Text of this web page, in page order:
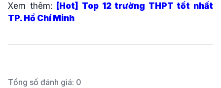
Xem thêm:
[Hot] Top 12 trường THPT tốt nhất
TP. Hồ Chí Minh
Tổng số đánh giá: 0